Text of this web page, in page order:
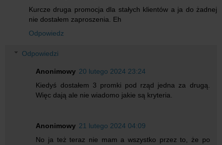
Kurcze druga promocja dla stałych klientów a ja do żadnej
nie dostałem zaproszenia. Eh
Odpowiedz
Odpowiedzi
Anonimowy 20 lutego 2024 23:24
Kiedyś dostałem 3 promki pod rząd jedna za drugą.
Więc dają ale nie wiadomo jakie są kryteria.
Anonimowy 21 lutego 2024 04:09
No ja też teraz nie mam a wszystko przez to, że po